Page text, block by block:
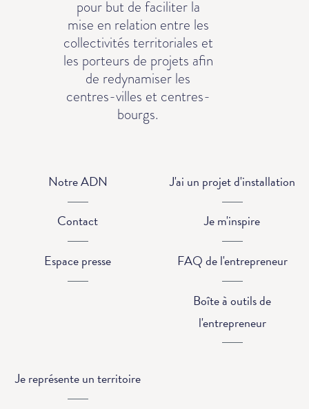
pour but de faciliter la
mise en relation entre les
collectivités territoriales et
les porteurs de projets afin
de redynamiser les
centres-villes et centres-
bourgs.
Notre ADN
Contact
Espace presse
J'ai un projet d'installation
Je m'inspire
FAQ de l'entrepreneur
Boîte à outils de
l'entrepreneur
Je représente un territoire